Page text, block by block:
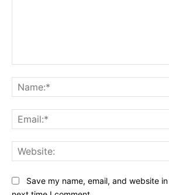
Save my name, email, and website